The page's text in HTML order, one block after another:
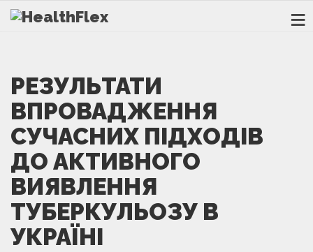
РЕЗУЛЬТАТИ
ВПРОВАДЖЕННЯ
СУЧАСНИХ ПІДХОДІВ
ДО АКТИВНОГО
ВИЯВЛЕННЯ
ТУБЕРКУЛЬОЗУ В
УКРАЇНІ